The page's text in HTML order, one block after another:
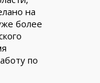
на
более
по